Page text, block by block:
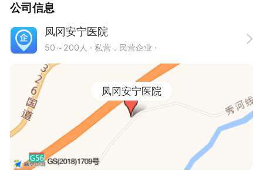
公司信息
凤冈安宁医院
50～200人 · 私营．民营企业 ·
凤冈安宁医院